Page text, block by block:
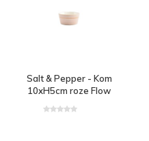
Salt & Pepper - Kom
10xH5cm roze Flow